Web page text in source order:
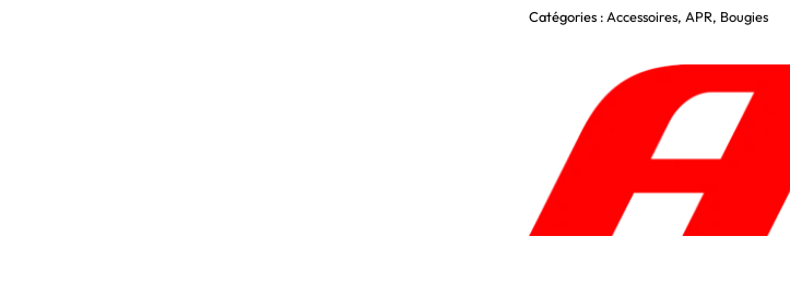
Catégories :Accessoires, APR, Bougies